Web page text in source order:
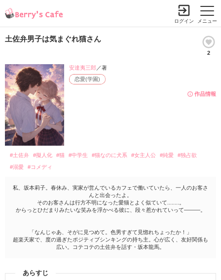
メニュー
ログイン
土佐弁男子は気まぐれ猫さん
2
作品情報
恋愛(学園)
安達夷三郎／著
#土佐弁 #擬人化 #猫 #中学生 #猫なのに犬系 #女主人公 #純愛
#独占欲
#溺愛
#コメディ
私、坂本莉子。春休み、実家が営んでいるカフェで働いていたら、一人のお客さ
んと出会ったよ。
そのお客さんは行方不明になった愛猫とよく似ていて........。
からっとひだまりみたいな笑みを浮かべる彼に、段々惹かれていって―――。
「なんじゃあ、そがに見つめて。色男すぎて見惚れちょったか！」
超楽天家で、度の過ぎたポジティブシンキングの持ち主。心が広く、友好関係も
広い。コテコテの土佐弁を話す・坂本龍馬。
あらすじ